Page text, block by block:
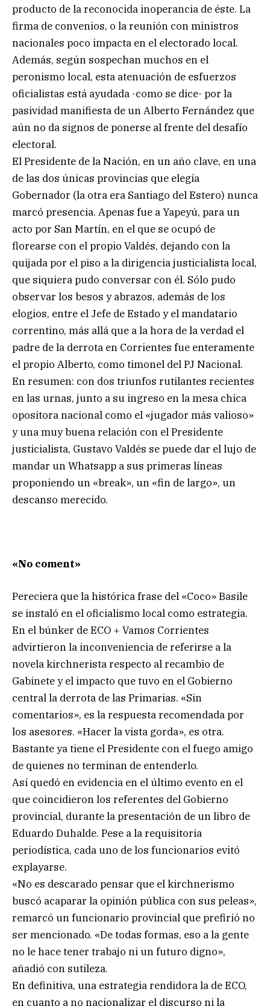
producto de la reconocida inoperancia de éste. La
firma de convenios, o la reunión con ministros
nacionales poco impacta en el electorado local.
Además, según sospechan muchos en el
peronismo local, esta atenuación de esfuerzos
oficialistas está ayudada -como se dice- por la
pasividad manifiesta de un Alberto Fernández que
aún no da signos de ponerse al frente del desafío
electoral.
El Presidente de la Nación, en un año clave, en una
de las dos únicas provincias que elegía
Gobernador (la otra era Santiago del Estero) nunca
marcó presencia. Apenas fue a Yapeyú, para un
acto por San Martín, en el que se ocupó de
florearse con el propio Valdés, dejando con la
quijada por el piso a la dirigencia justicialista local,
que siquiera pudo conversar con él. Sólo pudo
observar los besos y abrazos, además de los
elogios, entre el Jefe de Estado y el mandatario
correntino, más allá que a la hora de la verdad el
padre de la derrota en Corrientes fue enteramente
el propio Alberto, como timonel del PJ Nacional.
En resumen: con dos triunfos rutilantes recientes
en las urnas, junto a su ingreso en la mesa chica
opositora nacional como el «jugador más valioso»
y una muy buena relación con el Presidente
justicialista, Gustavo Valdés se puede dar el lujo de
mandar un Whatsapp a sus primeras líneas
proponiendo un «break», un «fin de largo», un
descanso merecido.
«No coment»
Pereciera que la histórica frase del «Coco» Basile
se instaló en el oficialismo local como estrategia.
En el búnker de ECO + Vamos Corrientes
advirtieron la inconveniencia de referirse a la
novela kirchnerista respecto al recambio de
Gabinete y el impacto que tuvo en el Gobierno
central la derrota de las Primarias. «Sin
comentarios», es la respuesta recomendada por
los asesores. «Hacer la vista gorda», es otra.
Bastante ya tiene el Presidente con el fuego amigo
de quienes no terminan de entenderlo.
Así quedó en evidencia en el último evento en el
que coincidieron los referentes del Gobierno
provincial, durante la presentación de un libro de
Eduardo Duhalde. Pese a la requisitoria
periodística, cada uno de los funcionarios evitó
explayarse.
«No es descarado pensar que el kirchnerismo
buscó acaparar la opinión pública con sus peleas»,
remarcó un funcionario provincial que prefirió no
ser mencionado. «De todas formas, eso a la gente
no le hace tener trabajo ni un futuro digno»,
añadió con sutileza.
En definitiva, una estrategia rendidora la de ECO,
en cuanto a no nacionalizar el discurso ni la